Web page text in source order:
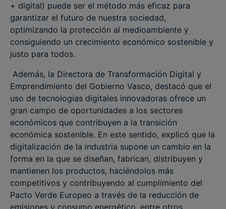
+ digital) puede ser el método más eficaz para
garantizar el futuro de nuestra sociedad,
optimizando la protección al medioambiente y
consiguiendo un crecimiento económico sostenible y
justo para todos.
Además, la Directora de Transformación Digital y
Emprendimiento del Gobierno Vasco, destacó que el
uso de tecnologías digitales innovadoras ofrece un
gran campo de oportunidades a los sectores
económicos que contribuyen a la transición
económica sostenible. En este sentido, explicó que la
digitalización de la industria supone un cambio en la
forma en la que se diseñan, fabrican, distribuyen y
mantienen los productos, haciéndolos más
competitivos y contribuyendo al cumplimiento del
Pacto Verde Europeo a través de la reducción de
emisiones y consumo energético, entre otros.